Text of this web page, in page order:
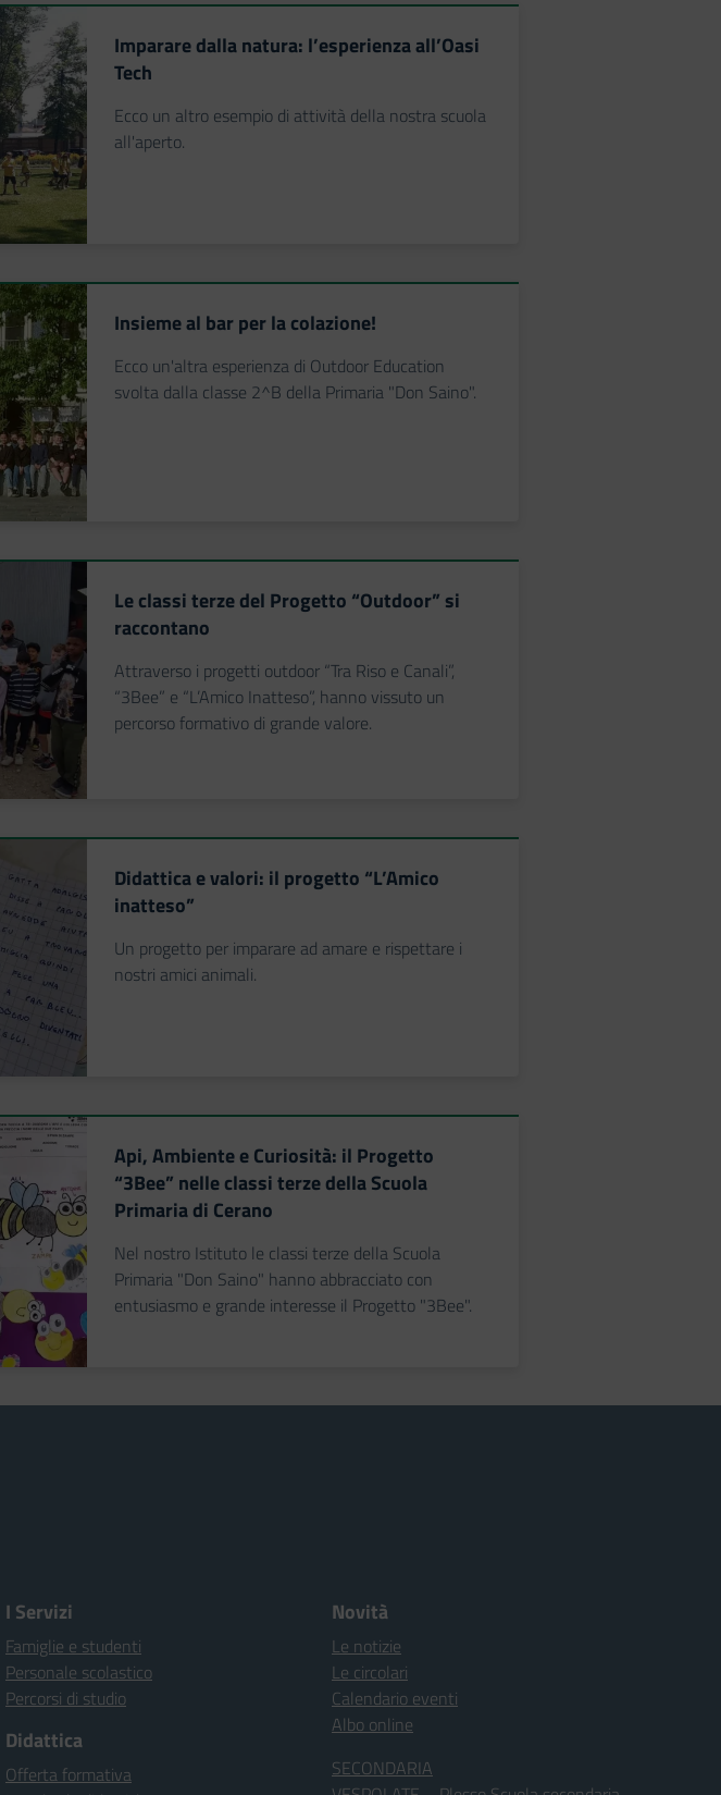
Imparare dalla natura: l’esperienza all’Oasi
Tech
Ecco un altro esempio di attività della nostra scuola
all'aperto.
Insieme al bar per la colazione!
Ecco un'altra esperienza di Outdoor Education
svolta dalla classe 2^B della Primaria "Don Saino".
Le classi terze del Progetto “Outdoor” si
raccontano
Attraverso i progetti outdoor “Tra Riso e Canali”,
“3Bee” e “L’Amico Inatteso”, hanno vissuto un
percorso formativo di grande valore.
Didattica e valori: il progetto “L’Amico
inatteso”
Un progetto per imparare ad amare e rispettare i
nostri amici animali.
Api, Ambiente e Curiosità: il Progetto
“3Bee” nelle classi terze della Scuola
Primaria di Cerano
Nel nostro Istituto le classi terze della Scuola
Primaria "Don Saino" hanno abbracciato con
entusiasmo e grande interesse il Progetto "3Bee".
I Servizi
Famiglie e studenti
Personale scolastico
Percorsi di studio
Didattica
Offerta formativa
Novità
Le notizie
Le circolari
Calendario eventi
Albo online
SECONDARIA